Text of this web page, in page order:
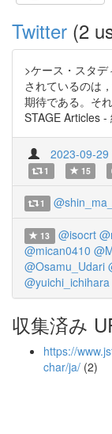
Twitter (2
>ケース・スタ
されているのは
期待である。そ
STAGE Articles
2023-09-29
1 15
1
13 @isocrt
@mican0410
@Osamu_Udari
@yuichi_ichihara
収集済み
https://
char/ja/ (2)